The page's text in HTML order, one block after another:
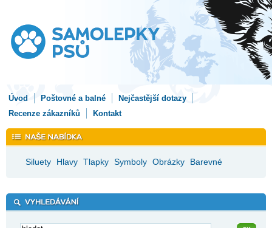
Úvod Poštovné a balné
Nejčastější dotazy
Recenze zákazníků
Kontakt
Siluety Hlavy Tlapky Symboly Obrázky Barevné